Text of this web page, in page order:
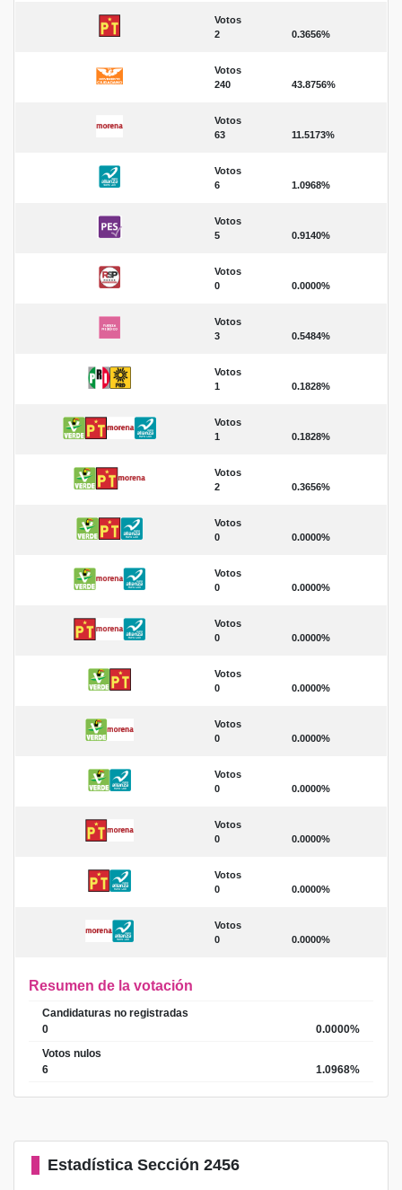
Votos
2
0.3656%
Votos
240
43.8756%
Votos
63
11.5173%
Votos
6
1.0968%
Votos
5
0.9140%
Votos
0
0.0000%
Votos
3
0.5484%
Votos
1
0.1828%
Votos
1
0.1828%
Votos
2
0.3656%
Votos
0
0.0000%
Votos
0
0.0000%
Votos
0
0.0000%
Votos
0
0.0000%
Votos
0
0.0000%
Votos
0
0.0000%
Votos
0
0.0000%
Votos
0
0.0000%
Votos
0
0.0000%
Resumen de la votación
Candidaturas no registradas
0
0.0000%
Votos nulos
6
1.0968%
Estadística Sección 2456